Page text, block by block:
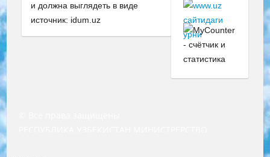
и должна выглядеть в виде
источник: idum.uz